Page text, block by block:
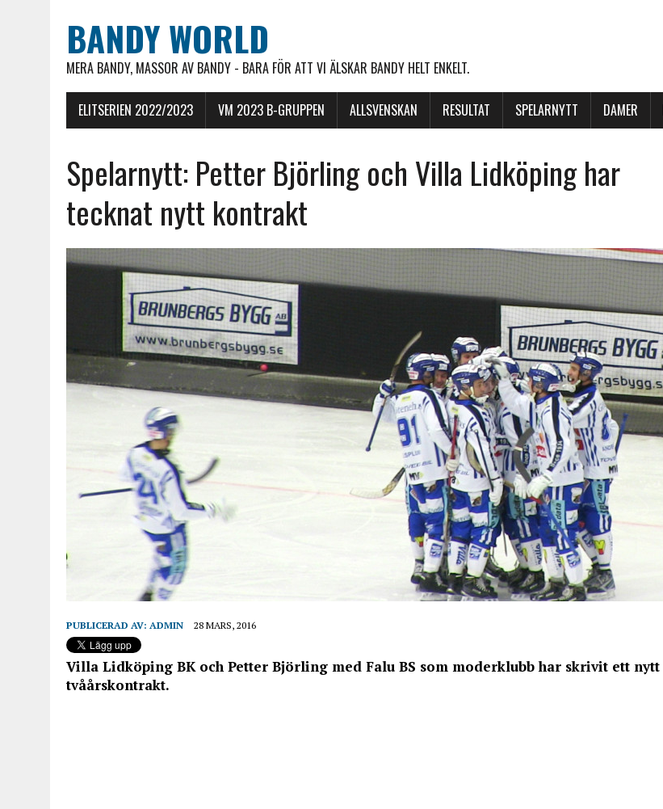
BANDY WORLD
MERA BANDY, MASSOR AV BANDY - BARA FÖR ATT VI ÄLSKAR BANDY HELT ENKELT.
ELITSERIEN 2022/2023 VM 2023 B-GRUPPEN ALLSVENSKAN RESULTAT SPELARNYTT DAMER
Spelarnytt: Petter Björling och Villa Lidköping har
tecknat nytt kontrakt
PUBLICERAD AV: ADMIN 28 MARS, 2016
Villa Lidköping BK och Petter Björling med Falu BS som moderklubb har skrivit ett nytt
tvåårskontrakt.